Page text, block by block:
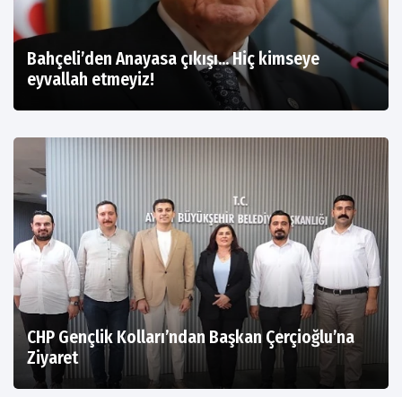
Bahçeli’den Anayasa çıkışı... Hiç kimseye
eyvallah etmeyiz!
CHP Gençlik Kolları’ndan Başkan Çerçioğlu’na
Ziyaret